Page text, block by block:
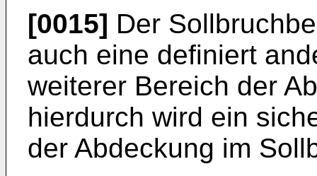
[0015] Der
auch eine definiert
weiterer Bereich der
hierdurch wird ein
der Abdeckung im